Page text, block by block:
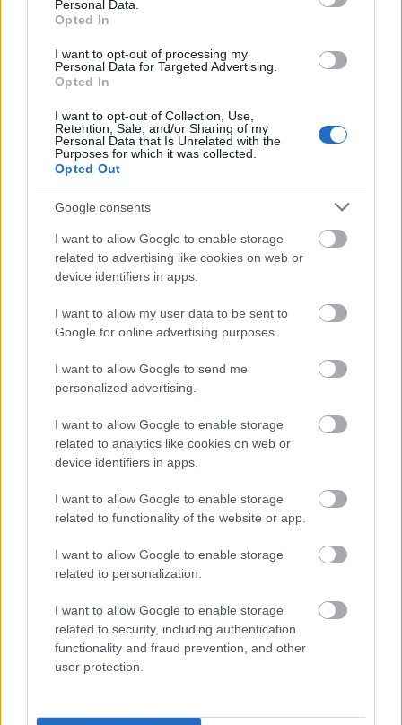
Personal Data.
Opted In
I want to opt-out of processing my
Personal Data for Targeted Advertising.
Opted In
I want to opt-out of Collection, Use,
Retention, Sale, and/or Sharing of my
Personal Data that Is Unrelated with the
Purposes for which it was collected.
Opted Out
Google consents
I want to allow Google to enable storage
related to advertising like cookies on web or
device identifiers in apps.
I want to allow my user data to be sent to
Google for online advertising purposes.
I want to allow Google to send me
personalized advertising.
I want to allow Google to enable storage
related to analytics like cookies on web or
device identifiers in apps.
I want to allow Google to enable storage
related to functionality of the website or app.
I want to allow Google to enable storage
related to personalization.
I want to allow Google to enable storage
related to security, including authentication
functionality and fraud prevention, and other
user protection.
Μάθε πρώτος όλες τις σημαντικές
Βάλε το proson.gr στα αποτελέσματα
αναζήτησης της Google
Δημοφιλείς Ειδήσεις
ΕΟΠΥΥ: Επίδομα έως 150 ευρώ – Ποιοι
Τι σημαίνει η λέξη «ρίψασπις»
Προσλήψεις σε σχολεία: 1.116 θέσεις
εργασίας με απολυτήριο γυμνασίου
Τουρισμός για Όλους 2026: Ποιοι
μπορούν να κάνουν αίτηση σήμερα –